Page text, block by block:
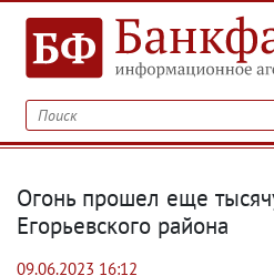
Огонь прошел еще
Егорьевского района
09.06.2023 16:12